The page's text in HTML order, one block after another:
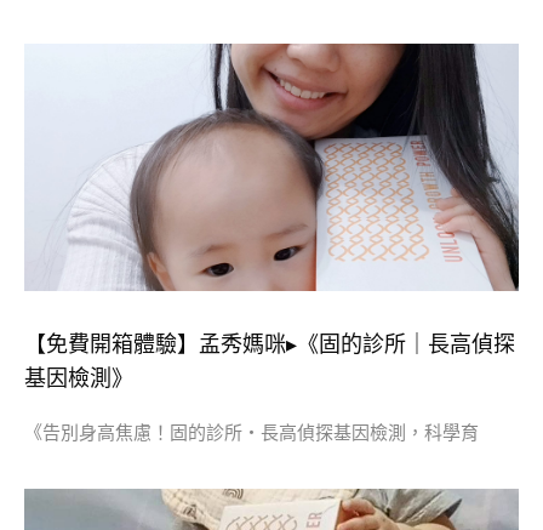
【免費開箱體驗】孟秀媽咪▸《固的診所｜長高偵探
基因檢測》
《告別身高焦慮！固的診所・長高偵探基因檢測，科學育